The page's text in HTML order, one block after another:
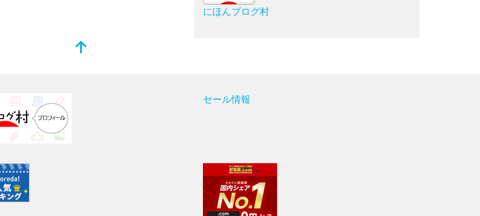
にほんブログ村
セール情報